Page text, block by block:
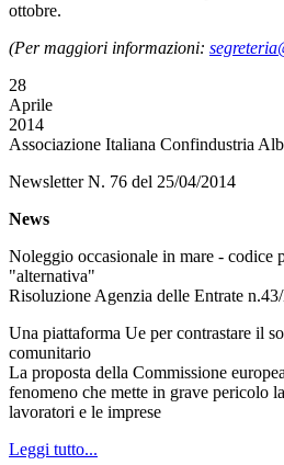
ottobre.
(Per maggiori informazioni:
28
Aprile
2014
Associazione Italiana Confindustria
Newsletter N. 76 del 25/04/2014
News
Noleggio occasionale in mare - codice
"alternativa"
Risoluzione Agenzia delle Entrate
Una piattaforma Ue per contrastare il
comunitario
La proposta della Commissione
fenomeno che mette in grave pericolo
lavoratori e le imprese
Leggi tutto...